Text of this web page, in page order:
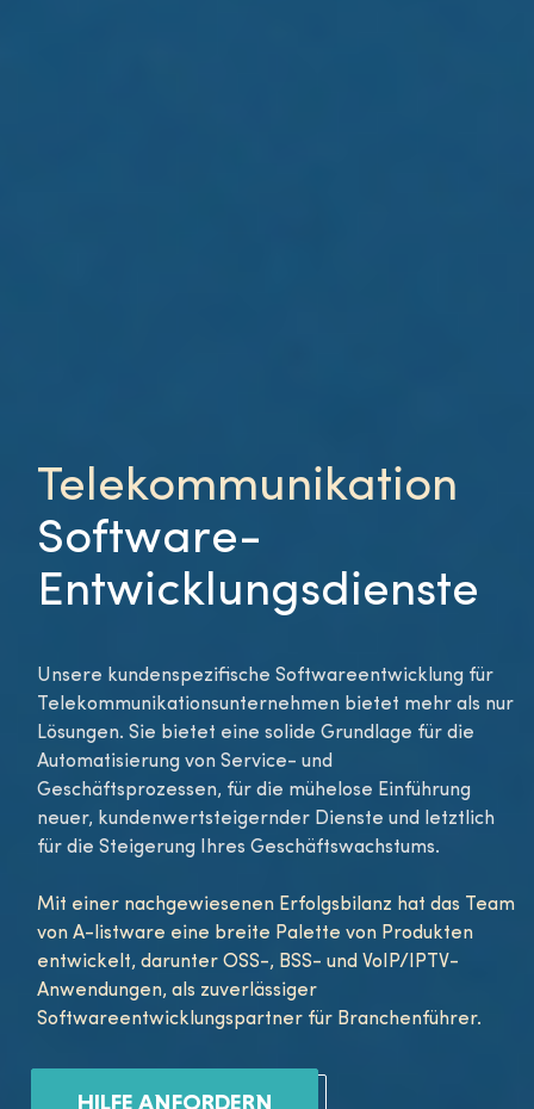
Telekommunikation
Software-
Entwicklungsdienste
Unsere kundenspezifische Softwareentwicklung für
Telekommunikationsunternehmen bietet mehr als nur
Lösungen. Sie bietet eine solide Grundlage für die
Automatisierung von Service- und
Geschäftsprozessen, für die mühelose Einführung
neuer, kundenwertsteigernder Dienste und letztlich
für die Steigerung Ihres Geschäftswachstums.
Mit einer nachgewiesenen Erfolgsbilanz hat das Team
von A-listware eine breite Palette von Produkten
entwickelt, darunter OSS-, BSS- und VoIP/IPTV-
Anwendungen, als zuverlässiger
Softwareentwicklungspartner für Branchenführer.
HILFE ANFORDERN